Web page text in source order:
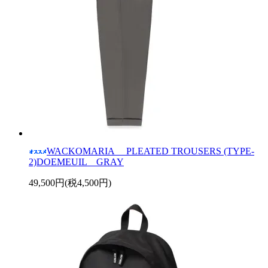
WACKOMARIA PLEATED TROUSERS (TYPE-
2)DOEMEUIL GRAY
49,500円(税4,500円)